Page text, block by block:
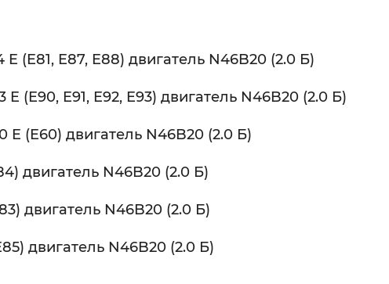
(E81, E87, E88) двигатель N46B20 (2.0 Б)
(E90, E91, E92, E93) двигатель N46B20 (2.0 Б)
E (E60) двигатель N46B20 (2.0 Б)
двигатель N46B20 (2.0 Б)
двигатель N46B20 (2.0 Б)
двигатель N46B20 (2.0 Б)